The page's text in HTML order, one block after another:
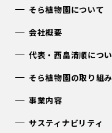
そら植物園について
会社概要
代表・西畠清順につ
そら植物園の取り組み
事業内容
サスティナビリティ